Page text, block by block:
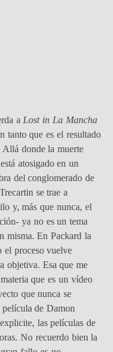
a Lost in La Mancha
tanto que es el resultado
Allá donde la muerte
atosigado en un
del conglomerado de
se trae a
y, más que nunca, el
ya no es un tema
misma. En Packard la
el proceso vuelve
objetiva. Esa que me
que es un vídeo
que nunca se
de Damon
las películas de
No recuerdo bien la